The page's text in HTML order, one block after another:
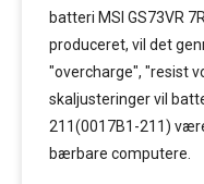
batteri MSI GS73VR
produceret, vil det
"overcharge", "resist
skaljusteringer vil
211(0017B1-211)
bærbare computere.